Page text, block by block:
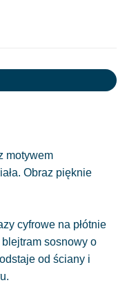
motywem
Obraz pięknie
cyfrowe na płótnie
sosnowy o
od ściany i